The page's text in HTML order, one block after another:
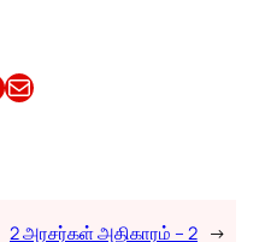
Email this Article
2 அரசர்கள் அதிகாரம் – 2 →